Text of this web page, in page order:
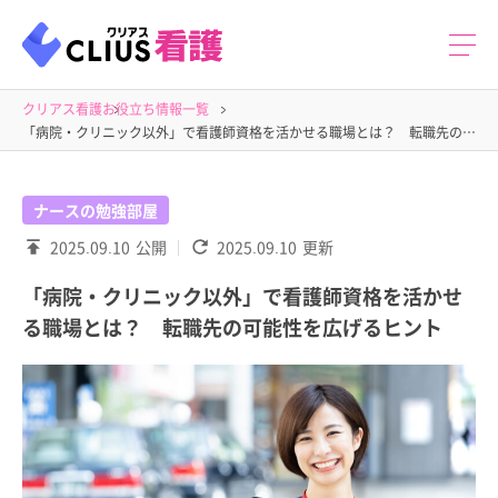
クリアス看護お役立ち情報一覧
「病院・クリニック以外」で看護師資格を活かせる職場とは？ 転職先の可能性を広げるヒント
ナースの勉強部屋
2025.09.10 公開 2025.09.10 更新
「病院・クリニック以外」で看護師資格を活かせ
る職場とは？ 転職先の可能性を広げるヒント